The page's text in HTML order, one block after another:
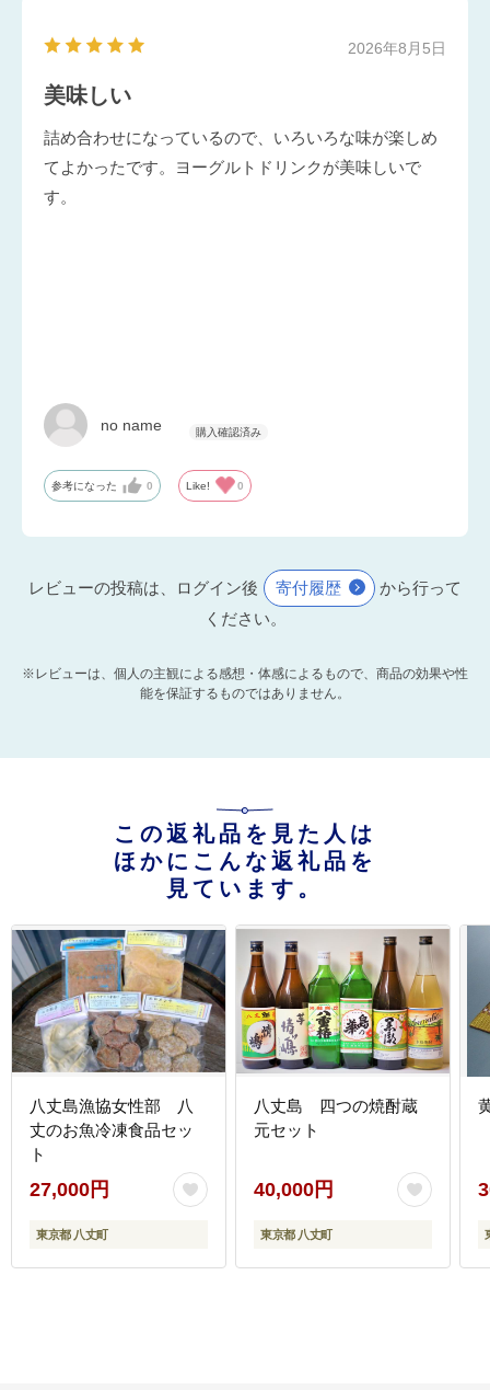
2026年8月5日
美味しい
詰め合わせになっているので、いろいろな味が楽しめ
てよかったです。ヨーグルトドリンクが美味しいで
す。
no name
参考になった 0 Like! 0
レビューの投稿は、ログイン後 寄付履歴
から行って
ください。
※レビューは、個人の主観による感想・体感によるもので、商品の効果や性
能を保証するものではありません。
この返礼品を見た人は
ほかにこんな返礼品を
見ています。
八丈島漁協女性部 八
丈のお魚冷凍食品セッ
ト
27,000円
東京都 八丈町
八丈島 四つの焼酎蔵
元セット
40,000円
東京都 八丈町